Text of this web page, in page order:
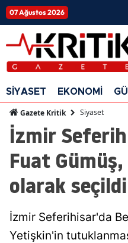
07 Ağustos 2026
SİYASET EKONOMİ
Gazete Kritik Siyaset
İzmir
Fuat
olarak seçildi
İzmir Seferihisar'da
Yetişkin'in